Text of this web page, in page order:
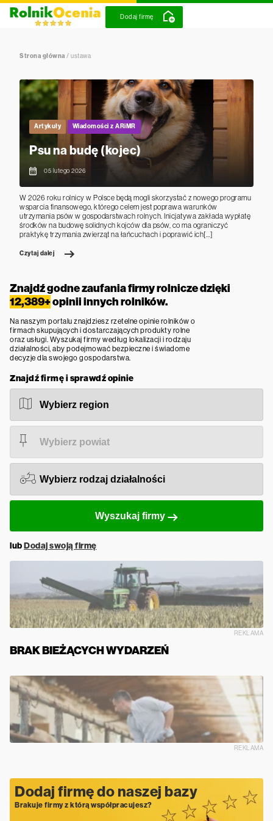
Dodaj firmę
Strona główna / ustawa
Artykuły Wiadomości z ARiMR
Psu na budę (kojec)
05 lutego 2026
W 2026 roku rolnicy w Polsce będą mogli skorzystać z nowego programu
wsparcia finansowego, którego celem jest poprawa warunków
utrzymania psów w gospodarstwach rolnych. Inicjatywa zakłada wypłatę
środków na budowę solidnych kojców dla psów, co ma ograniczyć
praktykę trzymania zwierząt na łańcuchach i poprawić ich[…]
Czytaj dalej
Znajdź godne zaufania firmy rolnicze dzięki
12,389+opinii innych rolników.
Na naszym portalu znajdziesz rzetelne opinie rolników o
firmach skupujących i dostarczających produkty rolne
oraz usługi. Wyszukaj firmy według lokalizacji i rodzaju
działalności, aby podejmować bezpieczne i świadome
decyzje dla swojego gospodarstwa.
Znajdź firmę i sprawdź opinie
Wyszukaj firmy
lubDodaj swoją firmę
REKLAMA
BRAK BIEŻĄCYCH WYDARZEŃ
REKLAMA
Dodaj firmę do naszej bazy
Brakuje firmy z którą współpracujesz?